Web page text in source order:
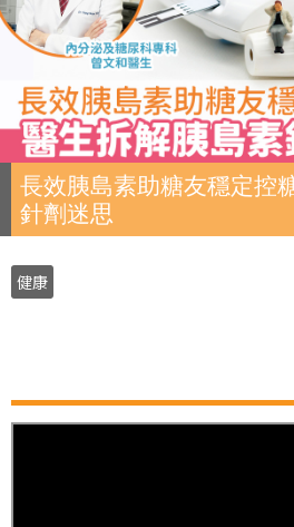
長效胰島素助糖友穩定控
針劑迷思
健康